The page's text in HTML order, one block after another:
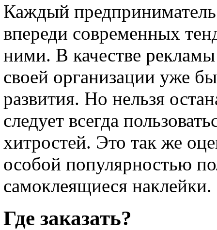
Каждый
впереди современных
ними. В качестве
своей организации уже
развития. Но нельзя
следует всегда
хитростей. Это так же
особой популярностью
самоклеящиеся наклейки.
Где заказать?